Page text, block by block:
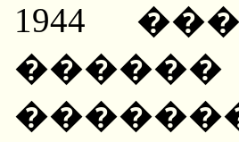
1944
������